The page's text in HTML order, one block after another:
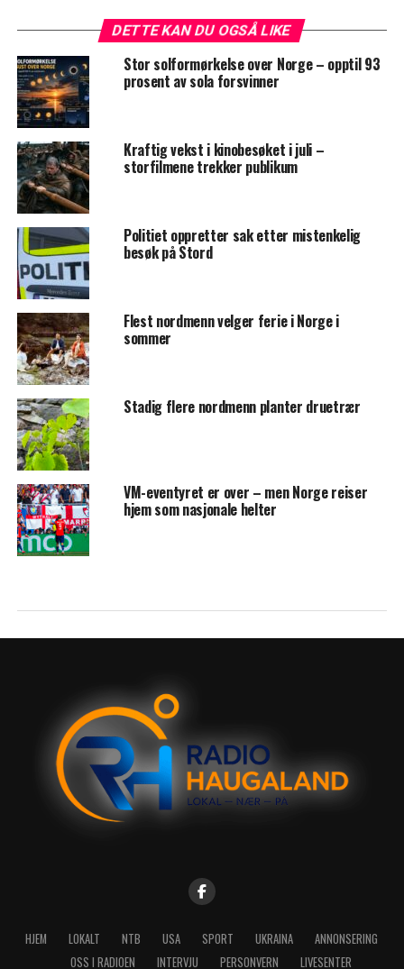
DETTE KAN DU OGSÅ LIKE
Stor solformørkelse over Norge – opptil 93
prosent av sola forsvinner
Kraftig vekst i kinobesøket i juli –
storfilmene trekker publikum
Politiet oppretter sak etter mistenkelig
besøk på Stord
Flest nordmenn velger ferie i Norge i
sommer
Stadig flere nordmenn planter druetrær
VM-eventyret er over – men Norge reiser
hjem som nasjonale helter
HJEM LOKALT NTB USA SPORT UKRAINA
ANNONSERING
OSS I RADIOEN
INTERVJU PERSONVERN LIVESENTER